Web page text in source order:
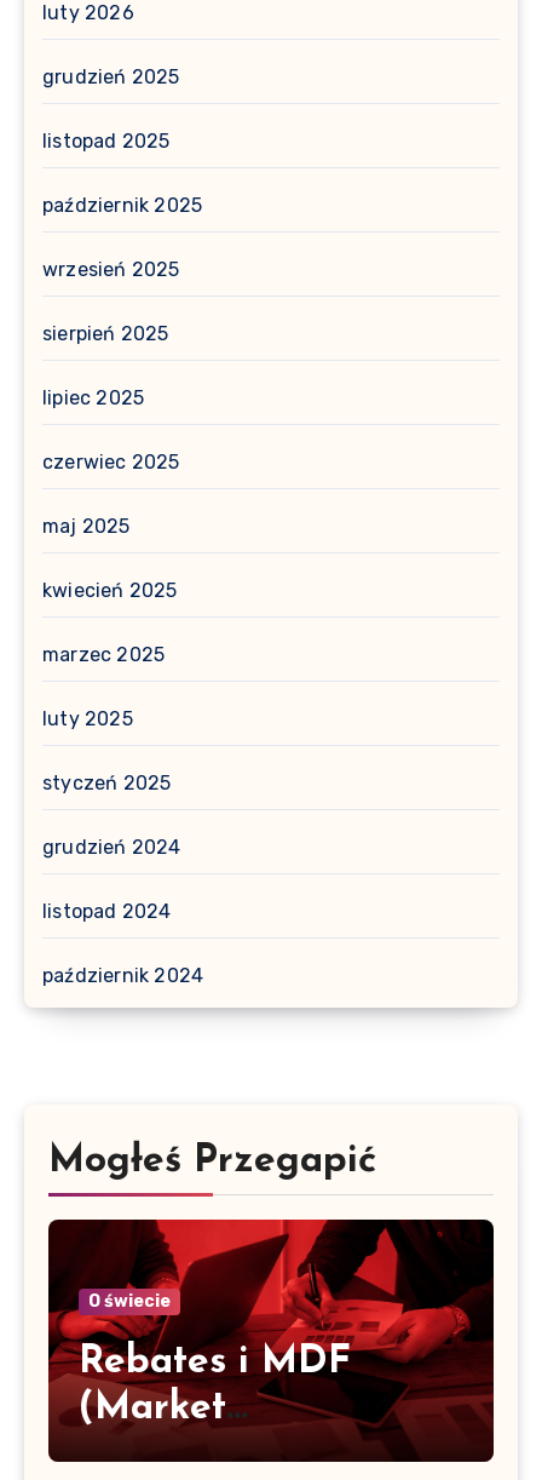
luty 2026
grudzień 2025
listopad 2025
październik 2025
wrzesień 2025
sierpień 2025
lipiec 2025
czerwiec 2025
maj 2025
kwiecień 2025
marzec 2025
luty 2025
styczeń 2025
grudzień 2024
listopad 2024
październik 2024
Mogłeś Przegapić
O świecie
Rebates i MDF
(Market
Development Funds)